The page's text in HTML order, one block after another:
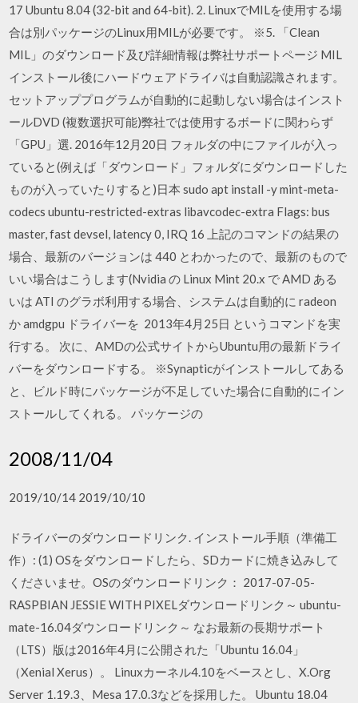
17 Ubuntu 8.04 (32-bit and 64-bit). 2. LinuxでMILを使用する場
合は別パッケージのLinux用MILが必要です。 ※5. 「Clean
MIL」のダウンロード及び詳細情報は弊社サポートページ MIL
インストール後にハードウェアドライバは自動認識されます。
セットアッププログラムが自動的に起動しない場合はインスト
ールDVD (複数選択可能)弊社では使用するボードに関わらず
「GPU」選. 2016年12月20日 フォルダの中にファイルが入っ
ていると(例えば「ダウンロード」フォルダにダウンロードした
ものが入っていたりすると)日本 sudo apt install -y mint-meta-
codecs ubuntu-restricted-extras libavcodec-extra Flags: bus
master, fast devsel, latency 0, IRQ 16 上記のコマンドの結果の
場合、最新のバージョンは 440 とわかったので、最新のもので
いい場合はこうします(Nvidia の Linux Mint 20.x で AMD ある
いは ATI のグラボ利用する場合、システムは自動的に radeon
か amdgpu ドライバーを 2013年4月25日 というコマンドを実
行する。 次に、AMDの公式サイトからUbuntu用の最新ドライ
バーをダウンロードする。 ※Synapticがインストールしてある
と、ビルド時にパッケージが不足していた場合に自動的にイン
ストールしてくれる。 パッケージの
2008/11/04
2019/10/14 2019/10/10
ドライバーのダウンロードリンク. インストール手順（準備工
作）: (1) OSをダウンロードしたら、SDカードに焼き込みして
くださいませ。OSのダウンロードリンク： 2017-07-05-
RASPBIAN JESSIE WITH PIXELダウンロードリンク～ ubuntu-
mate-16.04ダウンロードリンク～ なお最新の長期サポート
（LTS）版は2016年4月に公開された「Ubuntu 16.04」
（Xenial Xerus）。 Linuxカーネル4.10をベースとし、X.Org
Server 1.19.3、Mesa 17.0.3などを採用した。 Ubuntu 18.04